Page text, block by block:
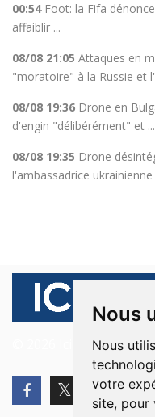
Nous
Nous
votre
site, pour
00:54 Foot: la Fifa
affaiblir ...
08/08 21:05 Attaques en
"moratoire" à la Russie et
08/08 19:36 Drone en
d'engin "délibérément" et ...
08/08 19:35 Drone
l'ambassadrice ukrainienne
© 2026 Ici Beyrouth.